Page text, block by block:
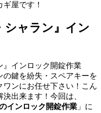
屋です！
シャラン』イン
の鍵を紛失・スペアキーを
ワンにお任せ下さい！こん
出来ます！今回は、
インロック開錠作業 」に